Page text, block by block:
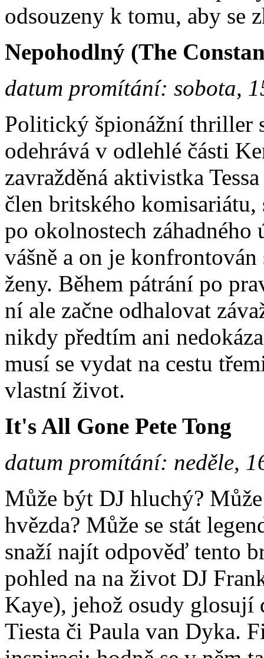
odsouzeny k tomu, aby se
Nepohodlný (The
datum promítání: sobota,
Politický špionážní thriller
odehrává v odlehlé části
zavražděná aktivistka
člen britského komisariátu,
po okolnostech záhadného
vášně a on je
ženy. Během pátrání po
ní ale začne odhalovat
nikdy předtím ani
musí se vydat na cestu
vlastní život.
It's All Gone Pete Tong
datum promítání: neděle,
Může být DJ hluchý?
hvězda? Může se stát
snaží najít odpověď tento
pohled na na život DJ
Kaye), jehož osudy glosují
Tiesta či Paula van Dyka.